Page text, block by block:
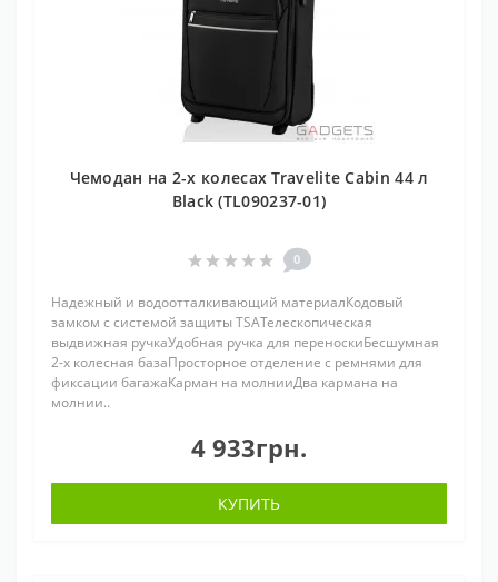
Чемодан на 2-х колесах Travelite Cabin 44 л
Black (TL090237-01)
0
Надежный и водоотталкивающий материалКодовый
замком с системой защиты TSAТелескопическая
выдвижная ручкаУдобная ручка для переноскиБесшумная
2-х колесная базаПросторное отделение с ремнями для
фиксации багажаКарман на молнииДва кармана на
молнии..
4 933грн.
КУПИТЬ